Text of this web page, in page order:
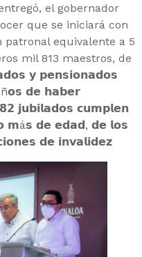
el gobernador
que se iniciará con
patronal equivalente a 5
mil 813 maestros, de
𝘆 𝗽𝗲𝗻𝘀𝗶𝗼𝗻𝗮𝗱𝗼𝘀
𝗱𝗲 𝗵𝗮𝗯𝗲𝗿
𝗷𝘂𝗯𝗶𝗹𝗮𝗱𝗼𝘀 𝗰𝘂𝗺𝗽𝗹𝗲𝗻
𝗺á𝘀 𝗱𝗲 𝗲𝗱𝗮𝗱, 𝗱𝗲 𝗹𝗼𝘀
𝗱𝗲 𝗶𝗻𝘃𝗮𝗹𝗶𝗱𝗲𝘇